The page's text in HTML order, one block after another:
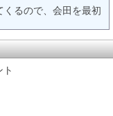
るので、会田を最初